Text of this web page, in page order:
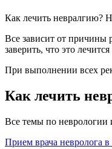
Как лечить невралгию?
Все зависит от причины
заверить, что это
При выполнении всех
Как лечить
Все темы по неврологии
Прием врача невролога